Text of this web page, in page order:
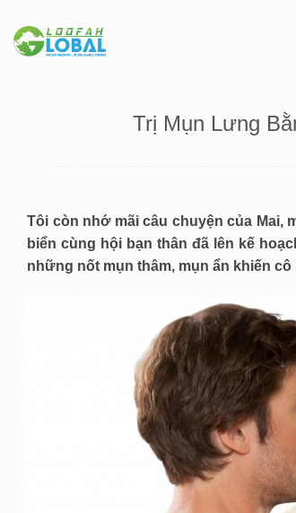
đến
nội
Trị Mụn Lưng
Tôi còn nhớ mãi câu chuyện của Mai,
biển cùng hội bạn thân đã lên kế
những nốt mụn thâm, mụn ẩn khiến